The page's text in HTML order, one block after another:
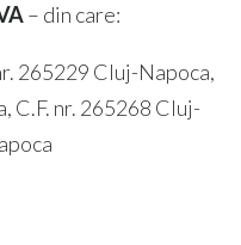
– din care:
265229 Cluj-Napoca,
C.F. nr. 265268 Cluj-